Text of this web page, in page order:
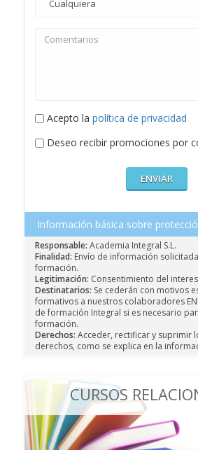
Acepto la política de privacidad
Deseo recibir promociones por
Información básica sobre
Responsable: Academia Integral S.L.
Finalidad: Envío de información
formación.
Legitimación: Consentimiento del
Destinatarios: Se cederán con motivos
formativos a nuestros colaboradores
de formación Integral si es necesario
formación.
Derechos: Acceder, rectificar y suprimir
derechos, como se explica en la
CURSOS